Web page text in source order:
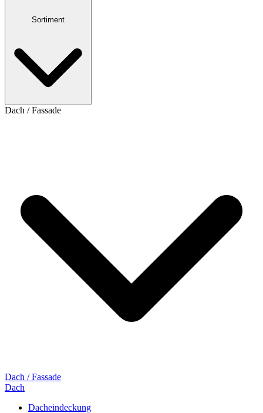
Sortiment
Dach / Fassade
Dach / Fassade
Dach
Dacheindeckung